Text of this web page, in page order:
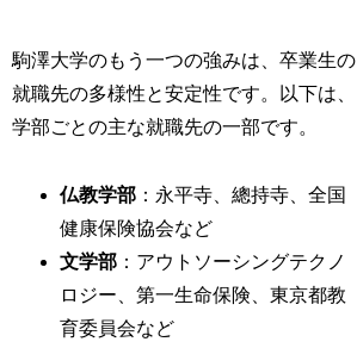
駒澤大学のもう一つの強みは、卒業生の
就職先の多様性と安定性です。以下は、
学部ごとの主な就職先の一部です。
仏教学部 ：永平寺、總持寺、全国
健康保険協会など
文学部 ：アウトソーシングテクノ
ロジー、第一生命保険、東京都教
育委員会など